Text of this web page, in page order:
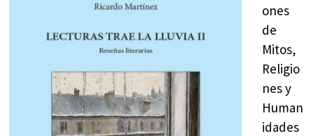
ones
de
Mitos,
Religio
nes y
Human
idades